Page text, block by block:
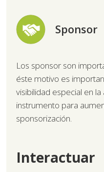
Sponsor
Los sponsor son
éste motivo es
visibilidad especial en
instrumento para
sponsorización.
Interactuar